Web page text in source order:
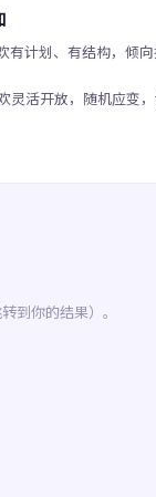
有计划、有结构，倾向
灵活开放，随机应变
到你的结果）。